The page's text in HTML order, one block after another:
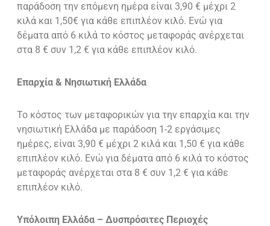
παράδοση την επόμενη ημέρα είναι 3,90 € μέχρι 2
κιλά και 1,50€ για κάθε επιπλέον κιλό. Ενώ για
δέματα από 6 κιλά το κόστος μεταφοράς ανέρχεται
στα 8 € συν 1,2 € για κάθε επιπλέον κιλό.
Επαρχία & Νησιωτική Ελλάδα
Το κόστος των μεταφορικών για την επαρχία και την
νησιωτική Ελλάδα με παράδοση 1-2 εργάσιμες
ημέρες, είναι 3,90 € μέχρι 2 κιλά και 1,50 € για κάθε
επιπλέον κιλό. Ενώ για δέματα από 6 κιλά το κόστος
μεταφοράς ανέρχεται στα 8 € συν 1,2 € για κάθε
επιπλέον κιλό.
Υπόλοιπη Ελλάδα – Δυσπρόσιτες Περιοχές